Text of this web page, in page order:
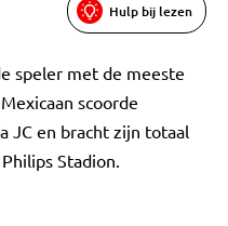
Hulp bij lezen
speler met de meeste
scoorde
JC en bracht zijn totaal
Stadion.